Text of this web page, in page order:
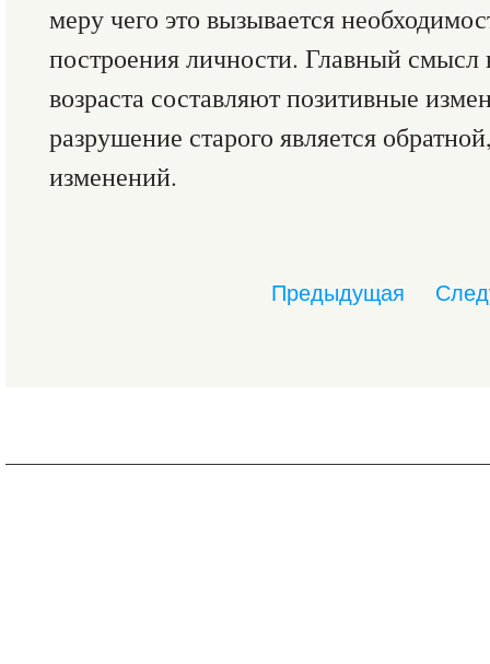
меру чего это вызывается
построения личности. Главный смысл
возраста составляют позитивные
разрушение старого является
изменений.
Предыдущая